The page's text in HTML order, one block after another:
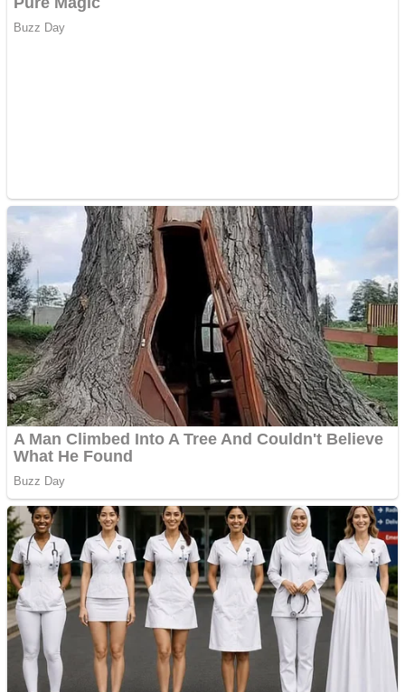
Ofera def între special
Vând domeniu+website
de publicitate de tip
Adsense
Pastorul Liviu Radu a
trecut la Domnul
Anchetă incendiară la
Gherla, polițist acuzat de
abuz în serviciu